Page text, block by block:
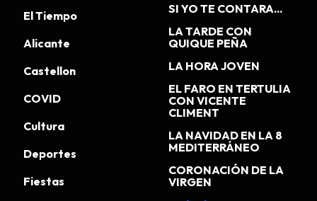
El Tiempo
Alicante
Castellon
COVID
Cultura
Deportes
Fiestas
SI YO TE CONTARA...
LA TARDE CON
QUIQUE PEÑA
LA HORA JOVEN
EL FARO EN TERTULIA
CON VICENTE
CLIMENT
LA NAVIDAD EN LA 8
MEDITERRÁNEO
CORONACIÓN DE LA
VIRGEN